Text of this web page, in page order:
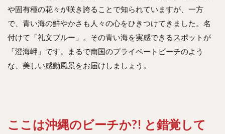
や固有種の花々が咲き誇ることで知られていますが、一方
で、青い海の鮮やかさも人々の心をひきつけてきました。名
付けて「礼文ブルー」。その青い海を実感できるスポットが
「澄海岬」です。まるで南国のプライベートビーチのよう
な、美しい感動風景をお届けしましょう。
ここは沖縄のビーチか?! と錯覚して